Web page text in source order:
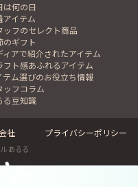
は何の日
アイテム
ッフのセレクト商品
のギフト
ィアで紹介されたアイテム
フト感あふれるアイテム
テム選びのお役立ち情報
ッフコラム
る豆知識
社 プライバシーポリシー
あるる